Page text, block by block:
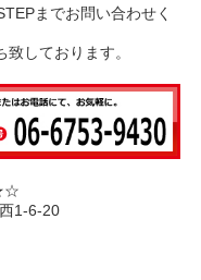
までお問い合わせく
しております。
1-6-20